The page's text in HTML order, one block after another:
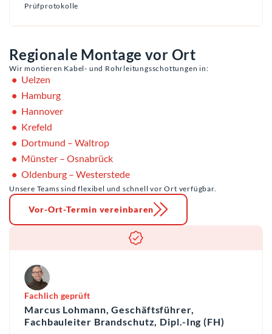
Prüfprotokolle
Regionale Montage vor Ort
Wir montieren Kabel- und Rohrleitungsschottungen in:
Uelzen
Hamburg
Hannover
Krefeld
Dortmund – Waltrop
Münster – Osnabrück
Oldenburg – Westerstede
Unsere Teams sind flexibel und schnell vor Ort verfügbar.
Vor-Ort-Termin vereinbaren
Fachlich geprüft
Marcus Lohmann, Geschäftsführer,
Fachbauleiter Brandschutz, Dipl.-Ing (FH)